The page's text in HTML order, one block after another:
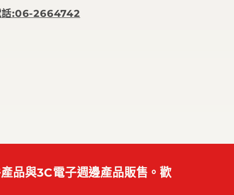
話:06-2664742
品與3C電子週邊產品販售。歡